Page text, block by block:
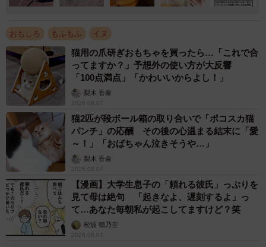
おもしろ もふもふ イヌ
猫用の爪研ぎおもちゃを買ったら…「これで合
ってますか？」予想外の使い方が大反響
「100点満点」「かわいいからよし！」
梨木 香奈
2026.08.07
猫2匹が段ボール箱の取り合いで「ポコスカ猫
パンチ」の応酬 その後の心温まる結末に「愛
～！」「おばちゃん泣きそうや…」
梨木 香奈
2026.08.07
【漫画】大学生息子の「頼れる彼氏」っぷりを
見て母は絶句 「起きなよ、遅刻するよ」っ
て…あなた毎朝私が起こしてますけど？笑
松波 穂乃圭
2026.08.07